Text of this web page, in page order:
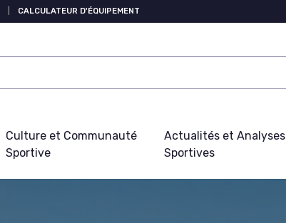
CALCULATEUR D'ÉQUIPEMENT
Culture et Communauté
Sportive
Actualités et Analyses
Sportives